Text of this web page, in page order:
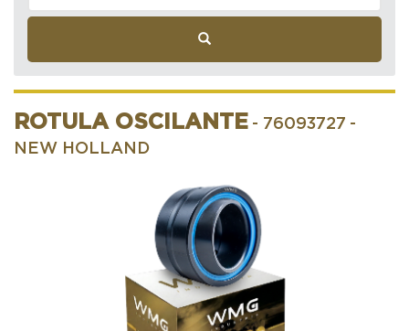
ROTULA OSCILANTE - 76093727 -
NEW HOLLAND